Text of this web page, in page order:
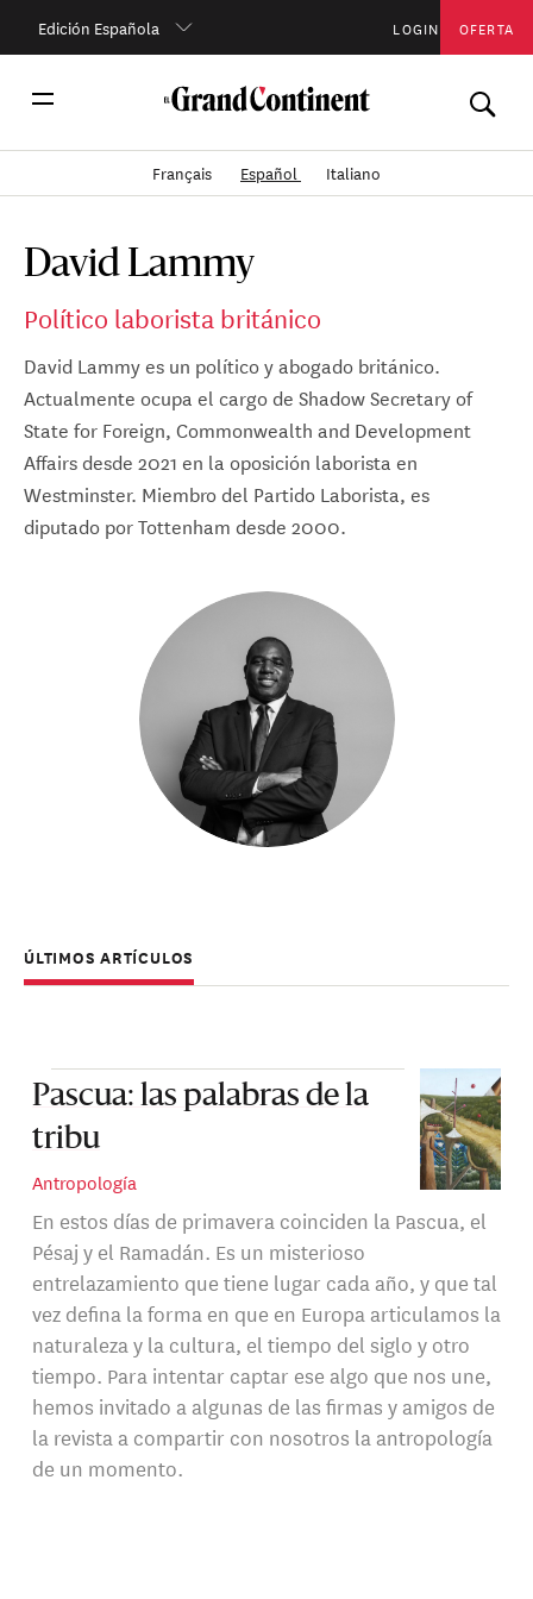
Edición Española LOGIN OFERTA
Français Español Italiano
David Lammy
Político laborista británico
David Lammy es un político y abogado británico.
Actualmente ocupa el cargo de Shadow Secretary of
State for Foreign, Commonwealth and Development
Affairs desde 2021 en la oposición laborista en
Westminster. Miembro del Partido Laborista, es
diputado por Tottenham desde 2000.
ÚLTIMOS ARTÍCULOS
Pascua: las palabras de la
tribu
Antropología
En estos días de primavera coinciden la Pascua, el
Pésaj y el Ramadán. Es un misterioso
entrelazamiento que tiene lugar cada año, y que tal
vez defina la forma en que en Europa articulamos la
naturaleza y la cultura, el tiempo del siglo y otro
tiempo. Para intentar captar ese algo que nos une,
hemos invitado a algunas de las firmas y amigos de
la revista a compartir con nosotros la antropología
de un momento.